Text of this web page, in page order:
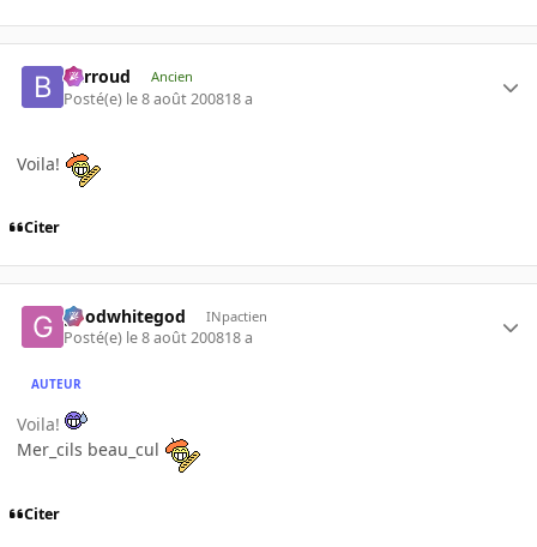
Barroud Ancien
Posté(e) le 8 août 200818 a
Voila!
Citer
goodwhitegod INpactien
Posté(e) le 8 août 200818 a
AUTEUR
Voila!
Mer_cils beau_cul
Citer